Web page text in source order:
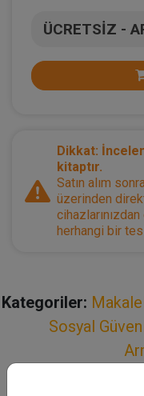
ÜCRETSİZ -
Dikkat:
kitaptır.
Satın alım
üzerinden
herhangi bir
Kategoriler:
Sosyal